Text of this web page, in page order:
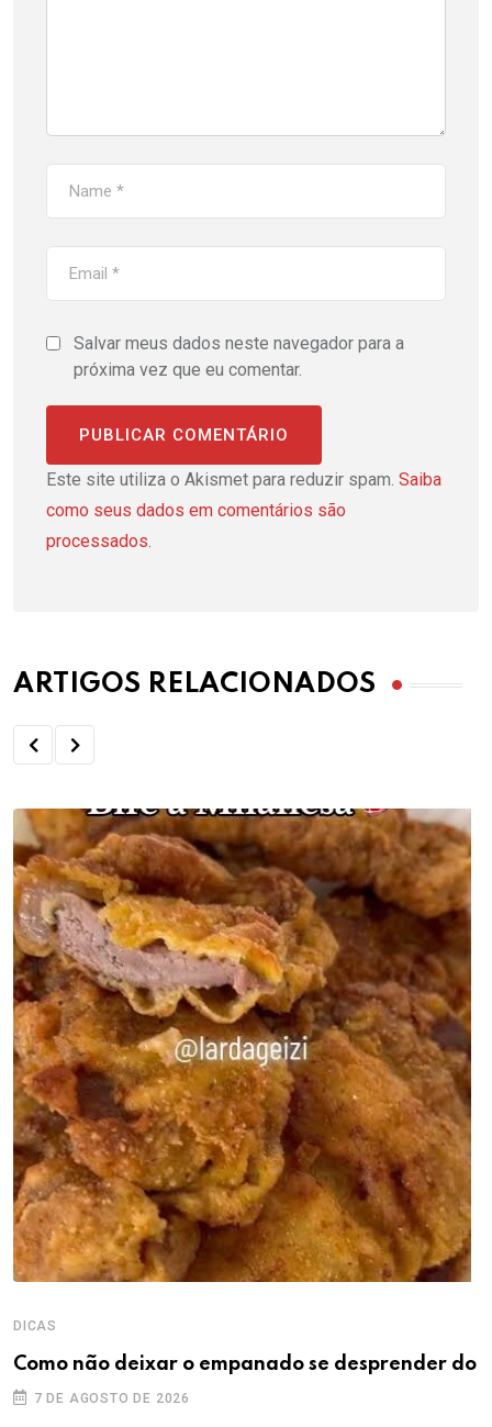
Salvar meus dados neste navegador para a
próxima vez que eu comentar.
Este site utiliza o Akismet para reduzir spam. Saiba
como seus dados em comentários são
processados.
ARTIGOS RELACIONADOS
DICAS
Como não deixar o empanado se desprender do
7 DE AGOSTO DE 2026